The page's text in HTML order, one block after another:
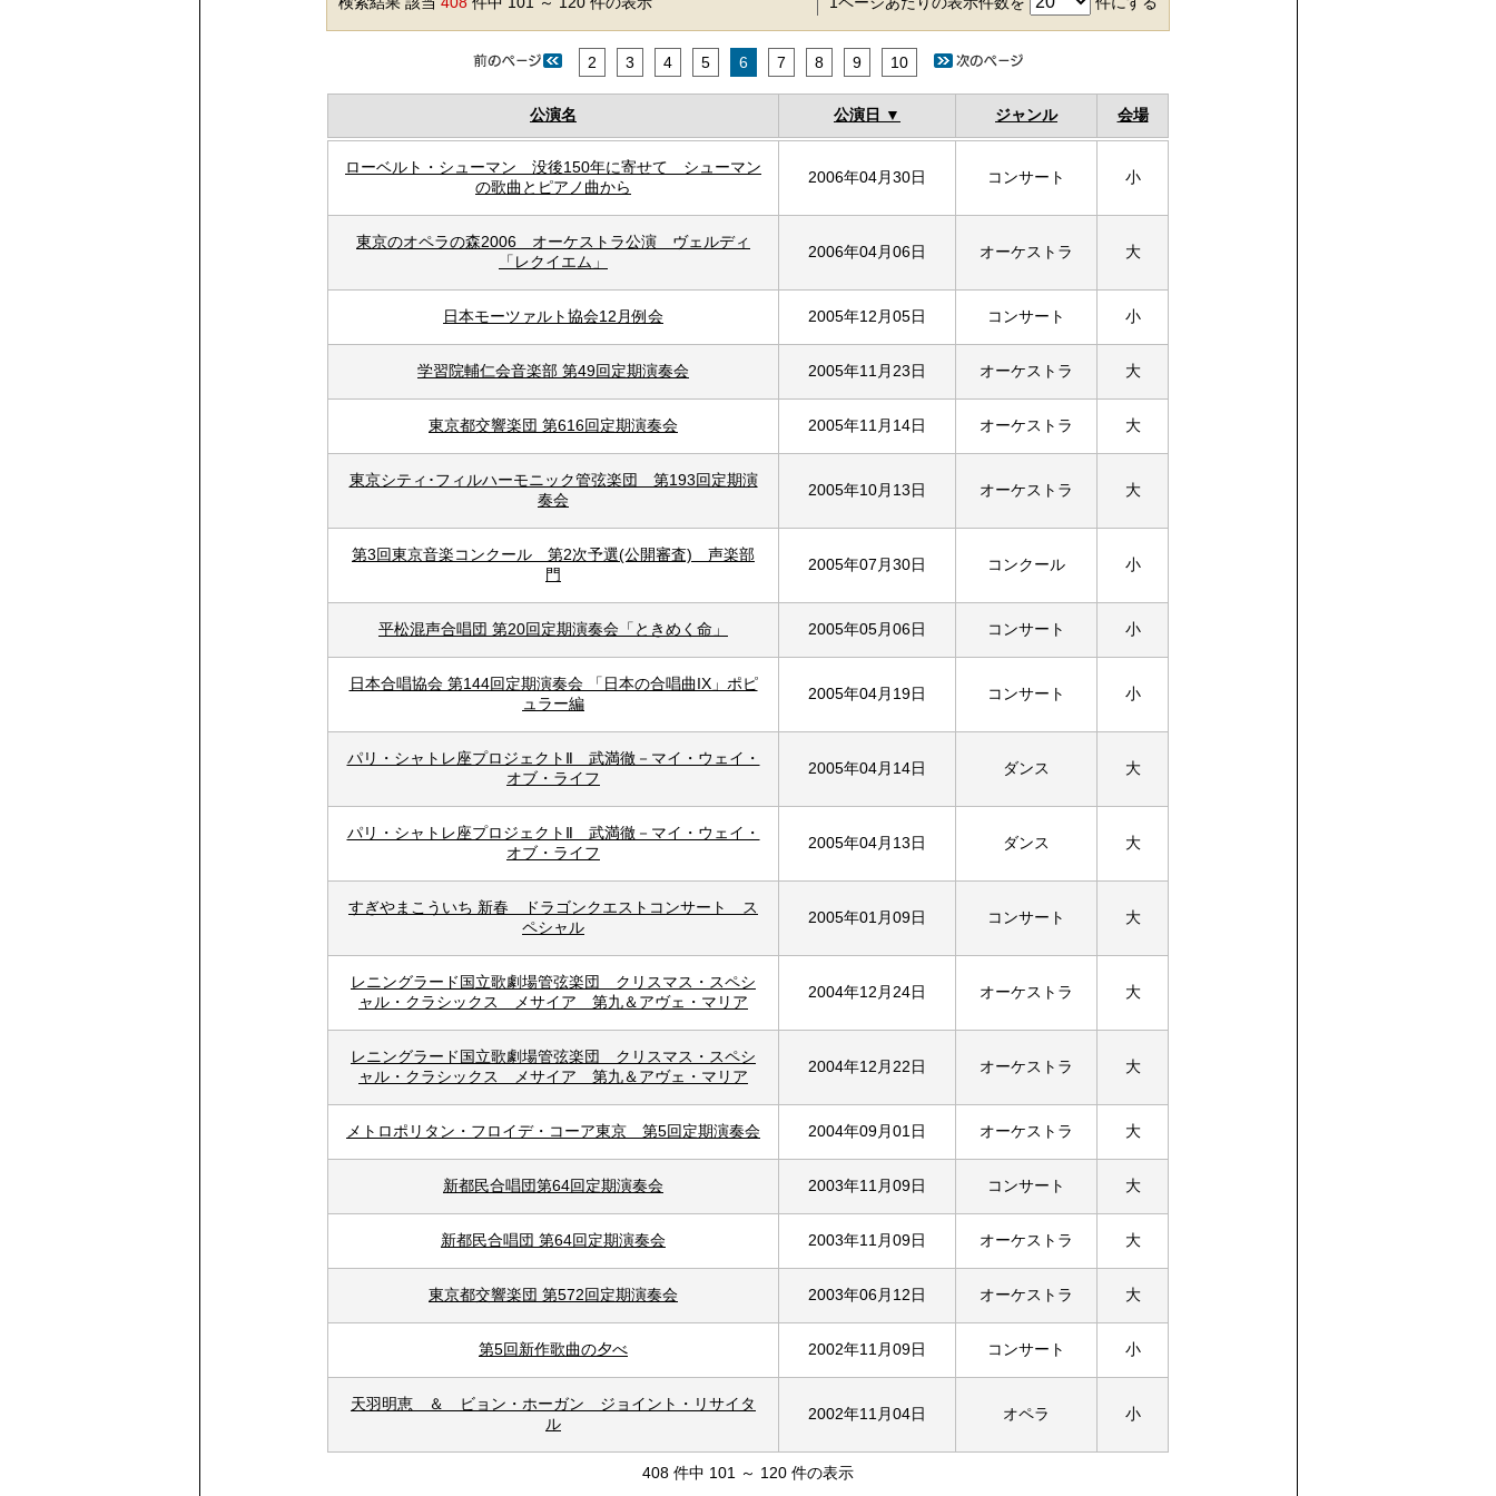
2 3 4 5 6 7 8 9 10
公演名 公演日 ジャンル 会場
ローベルト・シューマン 没後150年に寄せて シューマン
の歌曲とピアノ曲から
2006年04月30日 コンサート 小
東京のオペラの森2006 オーケストラ公演 ヴェルディ
「レクイエム」
2006年04月06日 オーケストラ 大
日本モーツァルト協会12月例会 2005年12月05日 コンサート 小
学習院輔仁会音楽部 第49回定期演奏会 2005年11月23日 オーケストラ 大
東京都交響楽団 第616回定期演奏会 2005年11月14日 オーケストラ 大
東京シティ･フィルハーモニック管弦楽団 第193回定期演
奏会
2005年10月13日 オーケストラ 大
第3回東京音楽コンクール 第2次予選(公開審査) 声楽部
門
2005年07月30日 コンクール 小
平松混声合唱団 第20回定期演奏会「ときめく命」 2005年05月06日 コンサート 小
日本合唱協会 第144回定期演奏会 「日本の合唱曲IX」ポピ
ュラー編
2005年04月19日 コンサート 小
パリ・シャトレ座プロジェクトⅡ 武満徹－マイ・ウェイ・
オブ・ライフ
2005年04月14日 ダンス 大
パリ・シャトレ座プロジェクトⅡ 武満徹－マイ・ウェイ・
オブ・ライフ
2005年04月13日 ダンス 大
すぎやまこういち 新春 ドラゴンクエストコンサート ス
ペシャル
2005年01月09日 コンサート 大
レニングラード国立歌劇場管弦楽団 クリスマス・スペシ
ャル・クラシックス メサイア 第九＆アヴェ・マリア
2004年12月24日 オーケストラ 大
レニングラード国立歌劇場管弦楽団 クリスマス・スペシ
ャル・クラシックス メサイア 第九＆アヴェ・マリア
2004年12月22日 オーケストラ 大
メトロポリタン・フロイデ・コーア東京 第5回定期演奏会 2004年09月01日 オーケストラ 大
新都民合唱団第64回定期演奏会 2003年11月09日 コンサート 大
新都民合唱団 第64回定期演奏会 2003年11月09日 オーケストラ 大
東京都交響楽団 第572回定期演奏会 2003年06月12日 オーケストラ 大
第5回新作歌曲の夕べ 2002年11月09日 コンサート 小
天羽明恵 ＆ ビョン・ホーガン ジョイント・リサイタ
ル
2002年11月04日 オペラ 小
408 件中 101 ～ 120 件の表示